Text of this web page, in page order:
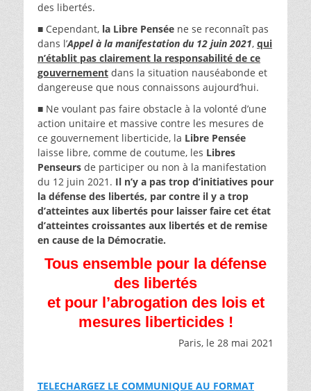
des libertés.
■ Cependant, la Libre Pensée ne se reconnaît pas
dans l’Appel à la manifestation du 12 juin 2021, qui
n’établit pas clairement la responsabilité de ce
gouvernement dans la situation nauséabonde et
dangereuse que nous connaissons aujourd’hui.
■ Ne voulant pas faire obstacle à la volonté d’une
action unitaire et massive contre les mesures de
ce gouvernement liberticide, la Libre Pensée
laisse libre, comme de coutume, les Libres
Penseurs de participer ou non à la manifestation
du 12 juin 2021. Il n’y a pas trop d’initiatives pour
la défense des libertés, par contre il y a trop
d’atteintes aux libertés pour laisser faire cet état
d’atteintes croissantes aux libertés et de remise
en cause de la Démocratie.
Tous ensemble pour la défense
des libertés
et pour l’abrogation des lois et
mesures liberticides !
Paris, le 28 mai 2021
TELECHARGEZ LE COMMUNIQUE AU FORMAT